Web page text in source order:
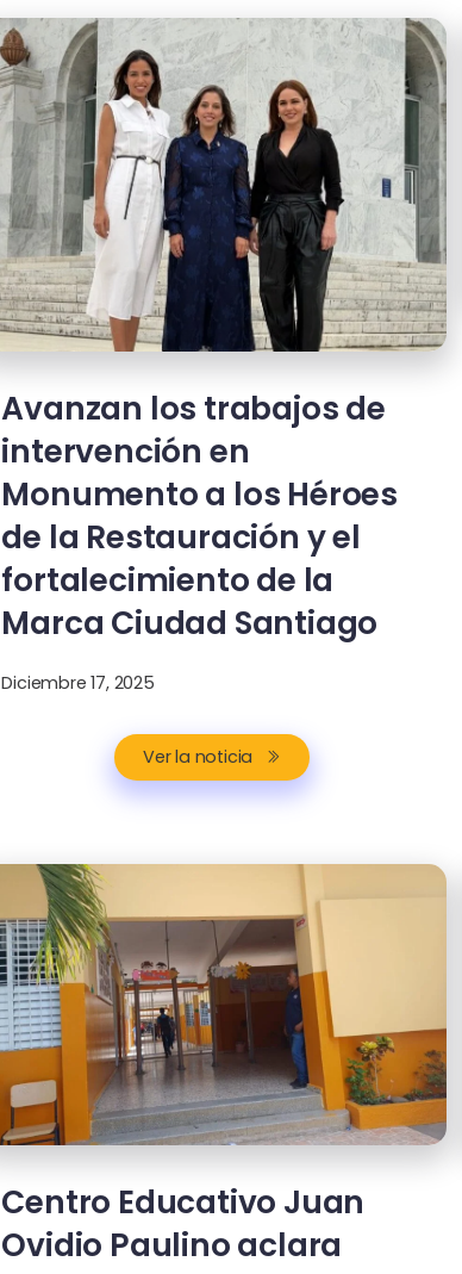
Avanzan los trabajos de
intervención en
Monumento a los Héroes
de la Restauración y el
fortalecimiento de la
Marca Ciudad Santiago
Diciembre 17, 2025
Ver la noticia
Centro Educativo Juan
Ovidio Paulino aclara